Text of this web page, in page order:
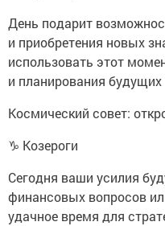
День подарит
и приобретения новых
использовать этот
и планирования будущих
Космический совет:
♑ Козероги
Сегодня ваши усилия
финансовых вопросов
удачное время для